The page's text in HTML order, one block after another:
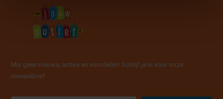
Mis geen nieuws, acties en voordelen! Schrijf je in voor onze
nieuwsbrief